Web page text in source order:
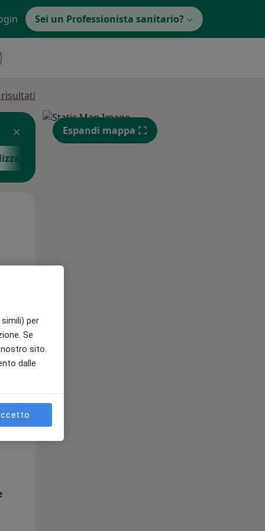
Sei un Professionista sanitario?
altre informazioni
Lun,
Espandi mappa
per
Se
sito.
dalle